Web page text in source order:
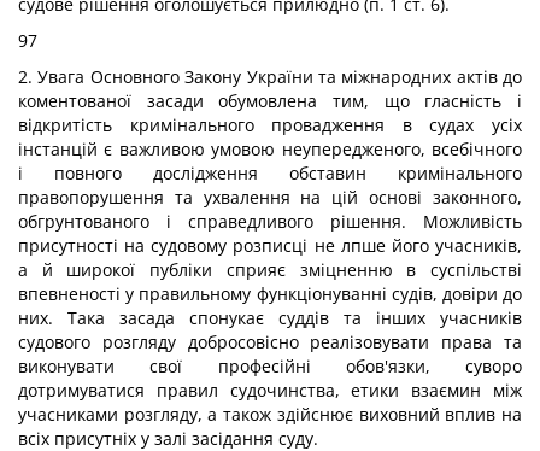
97
2. Увага Основного Закону України та міжнародних актів до
коментованої засади обумовлена тим, що гласність і
відкритість кримінального провадження в судах усіх
інстанцій є важливою умовою неупередженого, всебічного
і повного дослідження обставин кримінального
правопорушення та ухвалення на цій основі законного,
обгрунтованого і справедливого рішення. Можливість
присутності на судовому розписці не лпше його учасників,
а й широкої публіки сприяє зміцненню в суспільстві
впевненості у правильному функціонуванні судів, довіри до
них. Така засада спонукає суддів та інших учасників
судового розгляду добросовісно реалізовувати права та
виконувати свої професійні обов'язки, суворо
дотримуватися правил судочинства, етики взаємин між
учасниками розгляду, а також здійснює виховний вплив на
всіх присутніх у залі засідання суду.